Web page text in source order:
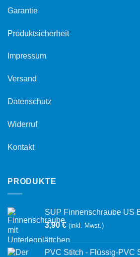
Garantie
Produktsicherheit
Impressum
Versand
Datenschutz
Widerruf
Kontakt
PRODUKTE
SUP Finnenschraube US
3,90€ (inkl. Mwst.)
PVC Stitch - Flüssig-PVC